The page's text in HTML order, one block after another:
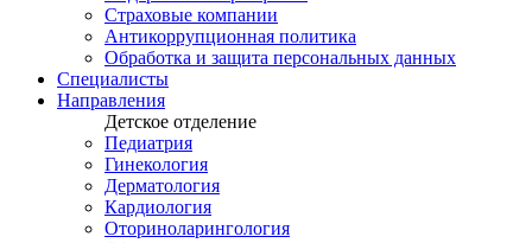
Страховые компании
Антикоррупционная политика
Обработка и защита персональных данных
Специалисты
Направления
Детское отделение
Педиатрия
Гинекология
Дерматология
Кардиология
Оториноларингология